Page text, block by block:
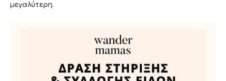
μεγαλύτερη.